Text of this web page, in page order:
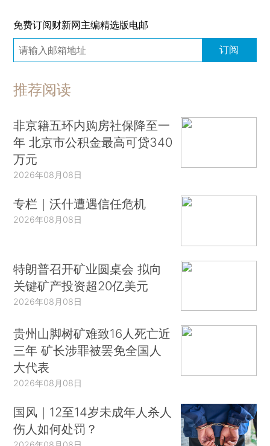
免费订阅财新网主编精选版电邮
订阅
推荐阅读
非京籍五环内购房社保降至一
年 北京市公积金最高可贷340
万元
2026年08月08日
专栏｜沃什遭遇信任危机
2026年08月08日
特朗普召开矿业圆桌会 拟向
关键矿产投资超20亿美元
2026年08月08日
贵州山脚树矿难致16人死亡近
三年 矿长涉罪被罢免全国人
大代表
2026年08月08日
国风｜12至14岁未成年人杀人
伤人如何处罚？